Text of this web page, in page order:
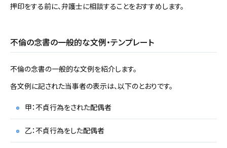
押印をする前に、弁護士に相談することをおすすめします。
不倫の念書の一般的な文例・テンプレート
不倫の念書の一般的な文例を紹介します。
各文例に記された当事者の表示は、以下のとおりです。
甲：不貞行為をされた配偶者
乙：不貞行為をした配偶者